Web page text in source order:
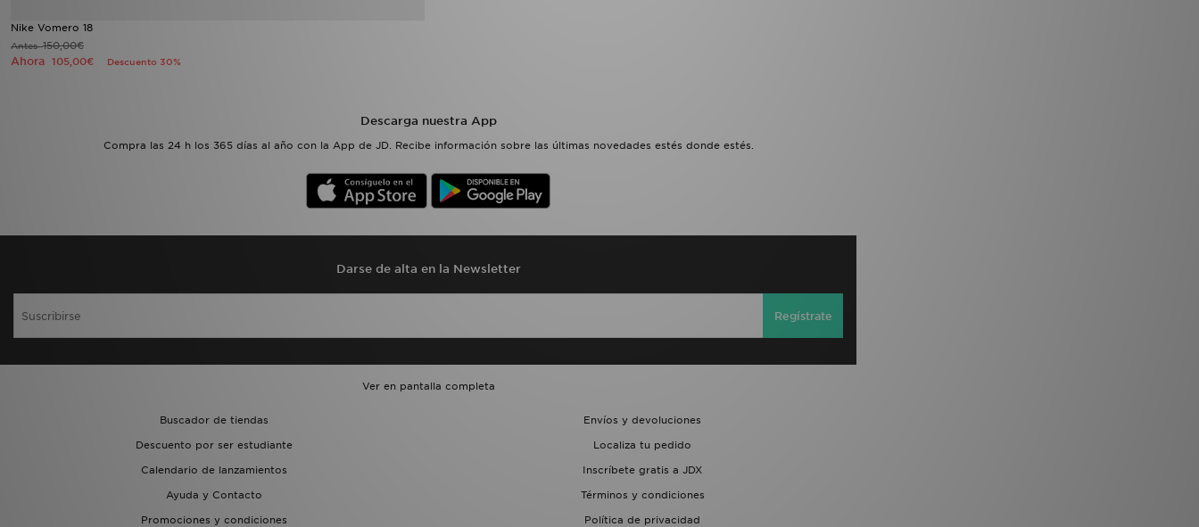
Nike Vomero 18
Antes150,00€
Ahora 105,00€ Descuento 30%
Descarga nuestra App
Compra las 24 h los 365 días al año con la App de JD. Recibe información sobre las últimas novedades estés donde estés.
Darse de alta en la Newsletter
Regístrate
Ver en pantalla completa
Buscador de tiendas
Envíos y devoluciones
Descuento por ser estudiante
Localiza tu pedido
Calendario de lanzamientos
Inscríbete gratis a JDX
Ayuda y Contacto
Términos y condiciones
Promociones y condiciones
Política de privacidad